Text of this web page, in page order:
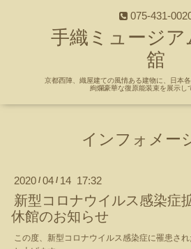
075-431-
手織ミュージ
舘
京都西陣、織屋建ての風情ある建物に、日本
絢爛豪華な復原能装束を展示し
インフォメー
2020 / 04 / 14 17:32
新型コロナウイルス感染症
休館のお知らせ
この度、新型コロナウイルス感染症に罹患さ